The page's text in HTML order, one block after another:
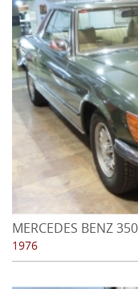
MERCEDES BENZ
1976